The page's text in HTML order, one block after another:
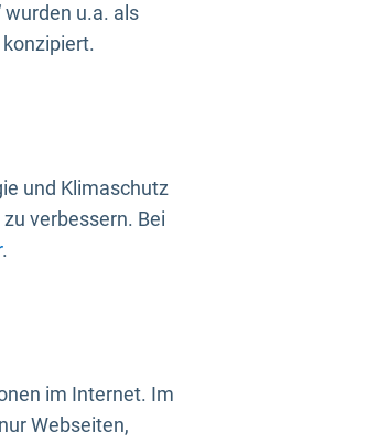
u.a. als
und Klimaschutz
verbessern. Bei
.
im Internet. Im
Webseiten,